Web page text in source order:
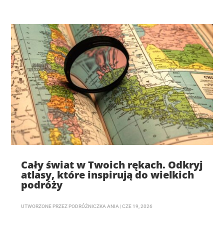
Cały świat w Twoich rękach. Odkryj
atlasy, które inspirują do wielkich
podróży
UTWORZONE PRZEZ PODRÓŻNICZKA ANIA |CZE 19, 2026